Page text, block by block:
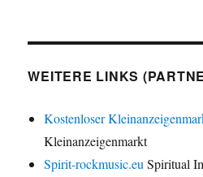
WEITERE LINKS
Kostenloser
Kleinanzeigenmarkt
Spirit-rockmusic.euSpiritual